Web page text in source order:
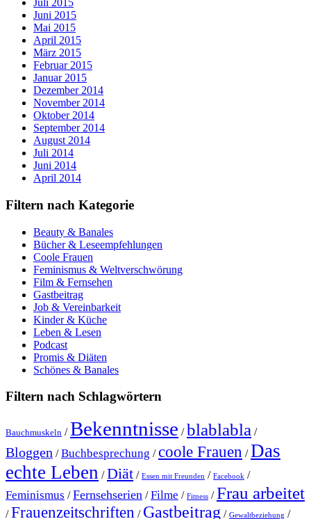
Juli 2015
Juni 2015
Mai 2015
April 2015
März 2015
Februar 2015
Januar 2015
Dezember 2014
November 2014
Oktober 2014
September 2014
August 2014
Juli 2014
Juni 2014
April 2014
Filtern nach Kategorie
Beauty & Banales
Bücher & Leseempfehlungen
Coole Frauen
Feminismus & Weltverschwörung
Film & Fernsehen
Gastbeitrag
Job & Vereinbarkeit
Kinder & Küche
Leben & Lesen
Podcast
Promis & Diäten
Schönes & Banales
Filtern nach Schlagwörtern
Bauchmuskeln /Bekenntnisse /blablabla /
Bloggen /Buchbesprechung /coole Frauen /Das
echte Leben /Diät / Essen mit Freunden / Facebook /
Feminismus /Fernsehserien /Filme / Fitness /Frau arbeitet
/Frauenzeitschriften / Gastbeitrag / Gewaltbeziehung /